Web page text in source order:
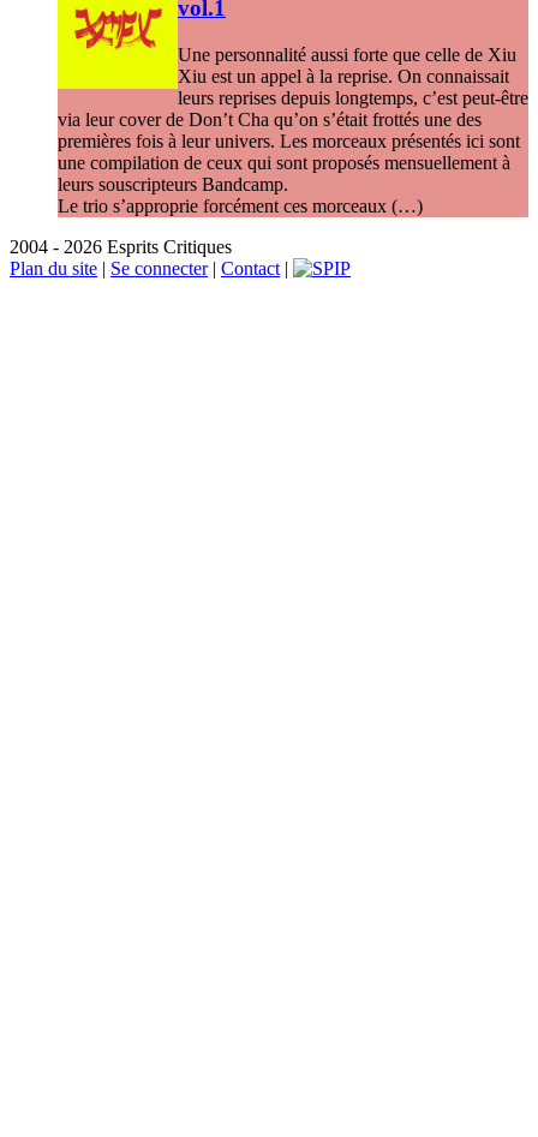
vol.1
Une personnalité aussi forte que celle de Xiu
Xiu est un appel à la reprise. On connaissait
leurs reprises depuis longtemps, c’est peut-être
via leur cover de Don’t Cha qu’on s’était frottés une des
premières fois à leur univers. Les morceaux présentés ici sont
une compilation de ceux qui sont proposés mensuellement à
leurs souscripteurs Bandcamp.
Le trio s’approprie forcément ces morceaux (…)
2004 - 2026 Esprits Critiques
Plan du site | Se connecter| Contact |